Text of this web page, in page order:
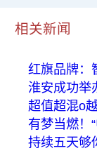
相关新闻
红旗品牌：
淮安成功举
超值超混o
有梦当燃！
持续五天够